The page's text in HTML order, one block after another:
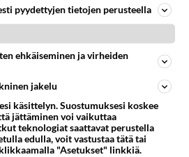
nyt pyörittää vanhoja 24-
j...
pyydettyjen tietojen perusteella
ehkäiseminen ja virheiden
jakelu
käsittelyn. Suostumuksesi koskee
jättäminen voi vaikuttaa
teknologiat saattavat perustella
edulla, voit vastustaa tätä tai
"Asetukset" linkkiä.